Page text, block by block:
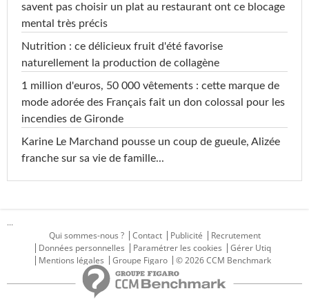
savent pas choisir un plat au restaurant ont ce blocage
mental très précis
Nutrition : ce délicieux fruit d'été favorise
naturellement la production de collagène
1 million d'euros, 50 000 vêtements : cette marque de
mode adorée des Français fait un don colossal pour les
incendies de Gironde
Karine Le Marchand pousse un coup de gueule, Alizée
franche sur sa vie de famille...
...
Qui sommes-nous ?
Contact Publicité
Recrutement
Données personnelles
Paramétrer les cookies
Gérer Utiq
Mentions légales
Groupe Figaro © 2026 CCM Benchmark